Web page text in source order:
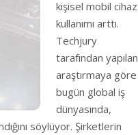
kişisel mobil cihaz
kullanımı arttı.
Techjury
tarafından yapılan
araştırmaya göre
bugün global iş
dünyasında,
söylüyor. Şirketlerin